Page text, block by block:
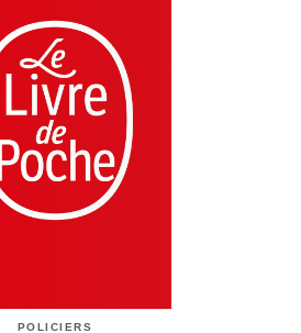
POLICIERS